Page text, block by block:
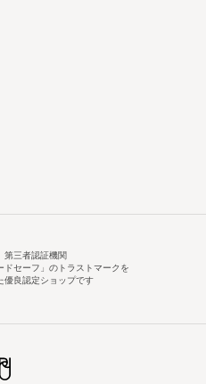
第三者認証機関
ドセーフ」のトラストマークを
優良認定ショップです